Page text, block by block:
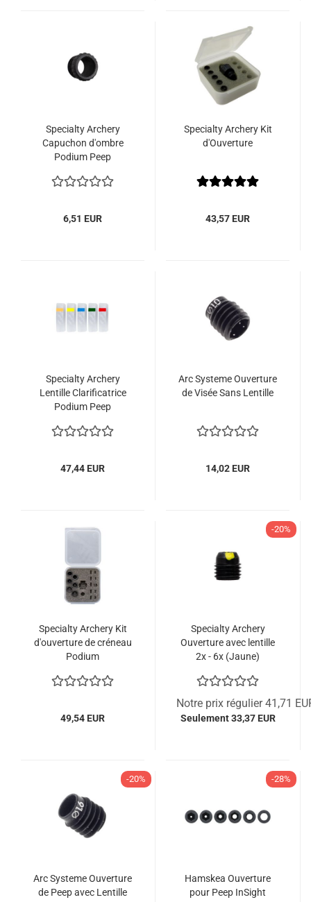
Specialty Archery
Capuchon d'ombre
Podium Peep
6,51 EUR
Specialty Archery Kit
d'Ouverture
43,57 EUR
Specialty Archery
Lentille Clarificatrice
Podium Peep
47,44 EUR
Arc Systeme Ouverture
de Visée Sans Lentille
14,02 EUR
Specialty Archery Kit
d'ouverture de créneau
Podium
49,54 EUR
-20%
Specialty Archery
Ouverture avec lentille
2x - 6x (Jaune)
Notre prix régulier 41,71
Seulement 33,37 EUR
-20%
Arc Systeme Ouverture
de Peep avec Lentille
-28%
Hamskea Ouverture
pour Peep InSight